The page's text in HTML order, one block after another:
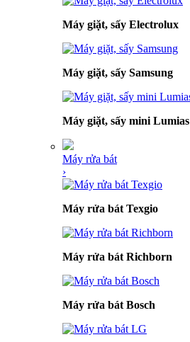
Máy giặt, sấy Electrolux
Máy giặt, sấy Samsung
Máy giặt, sấy mini Lumias
Máy rửa bát
›
Máy rửa bát Texgio
Máy rửa bát Richborn
Máy rửa bát Bosch